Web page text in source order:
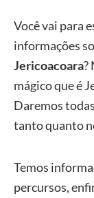
Você vai para
informações
Jericoacoara?
mágico que é
Daremos
tanto quanto
Temos
percursos,